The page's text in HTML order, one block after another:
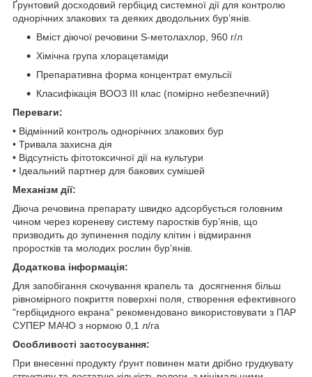
Ґрунтовий досходовий гербіцид системної дії для контролю
однорічних злакових та деяких дводольних бур’янів.
Вміст діючої речовини S-метолахлор, 960 г/л
Хімічна група хлорацетаміди
Препаративна форма концентрат емульсії
Класифікація ВООЗ III клас (помірно небезпечний)
Переваги:
• Відмінний контроль однорічних злакових бур
• Тривала захисна дія
• Відсутність фітотоксичної дії на культури
• Ідеальний партнер для бакових сумішей
Механізм дії:
Діюча речовина препарату швидко адсорбується головним
чином через кореневу систему паростків бур’янів, що
призводить до зупинення поділу клітин і відмирання
проростків та молодих рослин бур’янів.
Додаткова інформація:
Для запобігання скочування крапель та досягнення більш
рівномірного покриття поверхні поля, створення ефективного
"гербіцидного екрана" рекомендовано використовувати з ПАР
СУПЕР МАЧО з нормою 0,1 л/га
Особливості застосування:
При внесенні продукту ґрунт повинен мати дрібно грудкувату